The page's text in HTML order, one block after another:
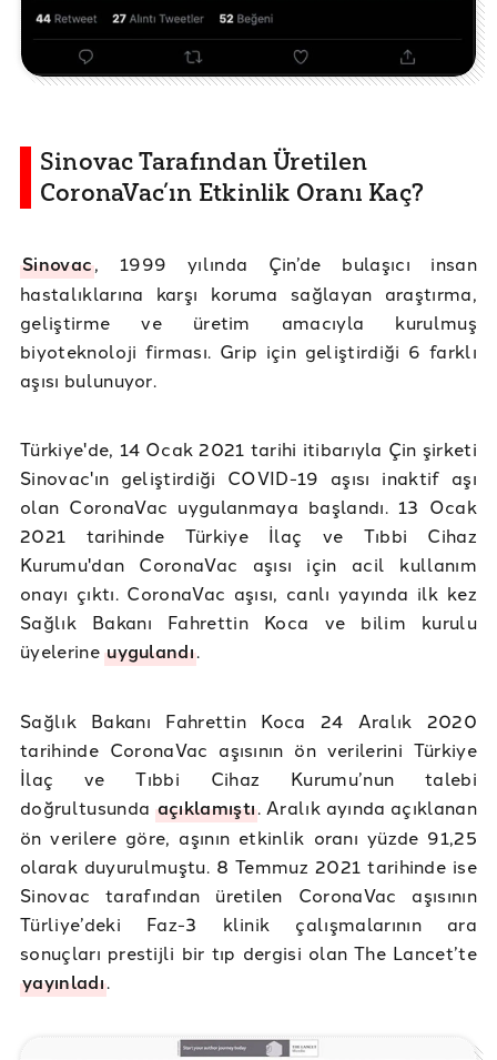
Sinovac Tarafından Üretilen
CoronaVac’ın Etkinlik Oranı Kaç?
Sinovac, 1999 yılında Çin’de bulaşıcı insan
hastalıklarına karşı koruma sağlayan araştırma,
geliştirme ve üretim amacıyla kurulmuş
biyoteknoloji firması. Grip için geliştirdiği 6 farklı
aşısı bulunuyor.
Türkiye'de, 14 Ocak 2021 tarihi itibarıyla Çin şirketi
Sinovac'ın geliştirdiği COVID-19 aşısı inaktif aşı
olan CoronaVac uygulanmaya başlandı. 13 Ocak
2021 tarihinde Türkiye İlaç ve Tıbbi Cihaz
Kurumu'dan CoronaVac aşısı için acil kullanım
onayı çıktı. CoronaVac aşısı, canlı yayında ilk kez
Sağlık Bakanı Fahrettin Koca ve bilim kurulu
üyelerineuygulandı.
Sağlık Bakanı Fahrettin Koca 24 Aralık 2020
tarihinde CoronaVac aşısının ön verilerini Türkiye
İlaç ve Tıbbi Cihaz Kurumu’nun talebi
doğrultusunda açıklamıştı. Aralık ayında açıklanan
ön verilere göre, aşının etkinlik oranı yüzde 91,25
olarak duyurulmuştu. 8 Temmuz 2021 tarihinde ise
Sinovac tarafından üretilen CoronaVac aşısının
Türliye’deki Faz-3 klinik çalışmalarının ara
sonuçları prestijli bir tıp dergisi olan The Lancet’te
yayınladı.